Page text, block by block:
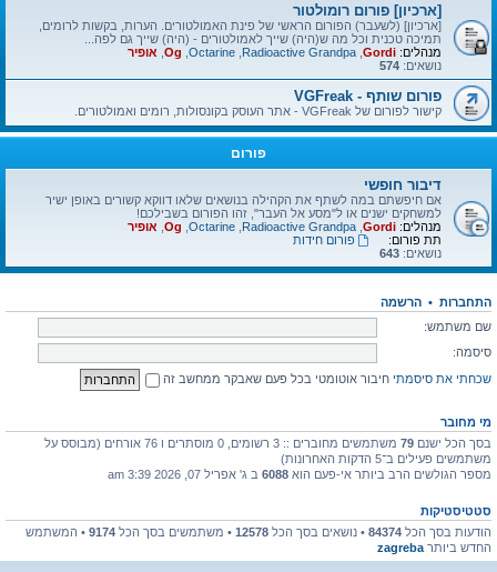
[ארכיון] פורום רומולטור
[ארכיון] (לשעבר) הפורום הראשי של פינת האמולטורים. הערות, בקשות לרומים,
תמיכה טכנית וכל מה ש(היה) שייך לאמולטורים - (היה) שייך גם לפה...
מנהלים: Gordi
Radioactive Grandpa
Octarine
Og אופיר
נושאים: 574
פורום שותף - VGFreak
קישור לפורום של VGFreak - אתר העוסק בקונסולות, רומים ואמולטורים.
פורום
דיבור חופשי
אם חיפשתם במה לשתף את הקהילה בנושאים שלאו דווקא קשורים באופן ישיר
למשחקים ישנים או ל"מסע אל העבר", זהו הפורום בשבילכם!
מנהלים: Gordi
Radioactive Grandpa
Octarine
Og אופיר
תת פורום:
פורום חידות
נושאים: 643
התחברות • הרשמה
שם משתמש:
סיסמה:
שכחתי את סיסמתי חיבור אוטומטי בכל פעם שאבקר ממחשב זה
מי מחובר
בסך הכל ישנם 79
משתמשים מחוברים :: 3 רשומים, 0 מוסתרים ו 76 אורחים (מבוסס על
משתמשים פעילים ב־5 הדקות האחרונות)
מספר הגולשים הרב ביותר אי-פעם הוא 6088 ב ג' אפריל 07, 2026 3:39 am
סטטיסטיקות
הודעות בסך הכל 84374 • נושאים בסך הכל 12578 • משתמשים בסך הכל 9174 • המשתמש
החדש ביותר zagreba